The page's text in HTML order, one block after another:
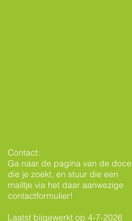
Contact:
Ga naar de pagina van de
die je zoekt, en stuur die een
mailtje via het daar aanwezige
contactformulier!
Laatst bijgewerkt op 4-7-2026